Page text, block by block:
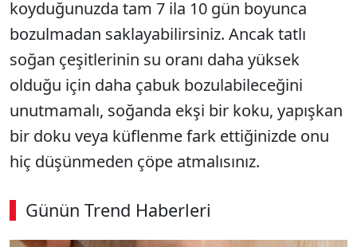
koyduğunuzda tam 7 ila 10 gün boyunca
bozulmadan saklayabilirsiniz. Ancak tatlı
soğan çeşitlerinin su oranı daha yüksek
olduğu için daha çabuk bozulabileceğini
unutmamalı, soğanda ekşi bir koku, yapışkan
bir doku veya küflenme fark ettiğinizde onu
hiç düşünmeden çöpe atmalısınız.
Günün Trend Haberleri